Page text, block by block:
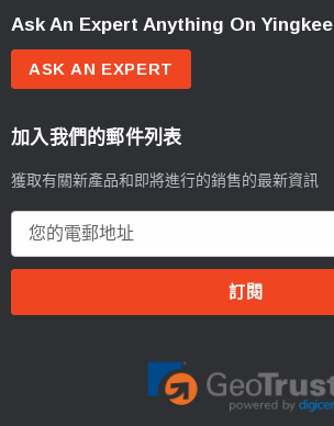
Ask An Expert Anything On Yingkee
ASK AN EXPERT
加入我們的郵件列表
獲取有關新產品和即將進行的銷售的最新資訊
郵